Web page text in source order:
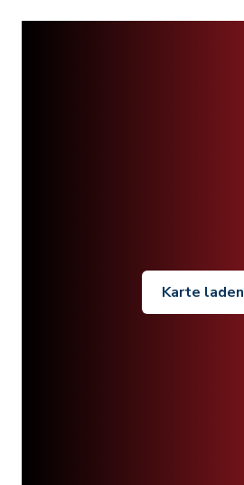
Karte laden